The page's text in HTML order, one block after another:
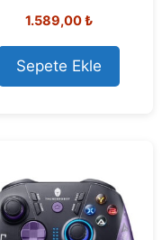
o
t
o
f
5
1.589,00₺
Sepete Ekle